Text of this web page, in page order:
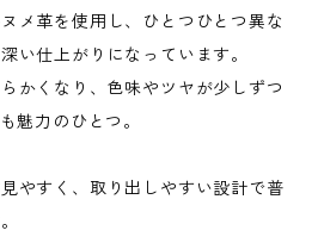
メ革を使用し、ひとつひとつ異な
い仕上がりになっています。
かくなり、色味やツヤが少しずつ
魅力のひとつ。
やすく、取り出しやすい設計で普